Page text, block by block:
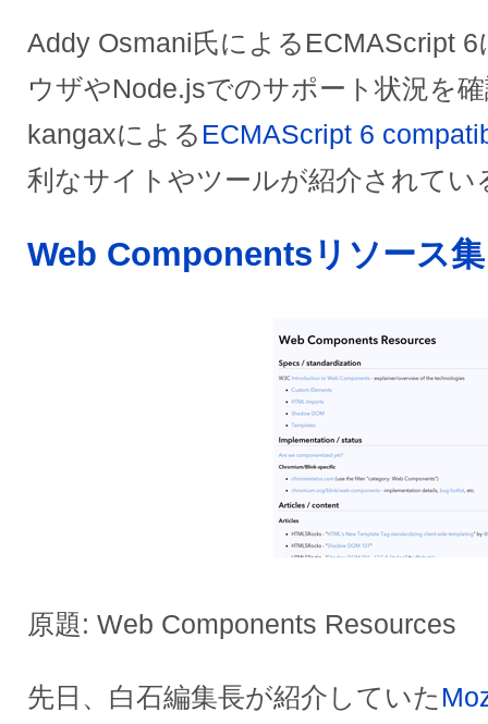
Addy Osmani氏によるECMAScript
ウザやNode.jsでのサポート状況を
kangaxによる ECMAScript 6
利なサイトやツールが紹介されてい
Web Componentsリソース
原題: Web Components Resources
先日、白石編集長が紹介していた